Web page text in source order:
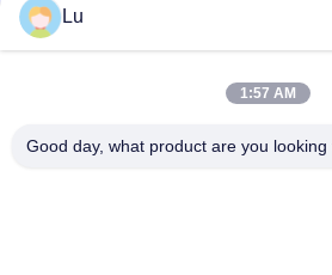
Mesin Pemotong Dan Ukiran Laser Co2
Laser 100 Watt
Mesin Laser Co2 600mm Soft RDworks
Lu
1:57 AM
Good day, what product are you looking